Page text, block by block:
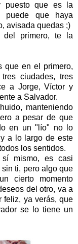
puesto que es la
que haya
avisada quedas ;)
del primero, te la
que en el primero,
ciudades, tres
a Jorge, Víctor y
a Salvador.
manteniendo
a pesar de que
en un "lío" no lo
a lo largo de este
los sentidos.
sí mismo, es casi
ti, pero algo que
cierto momento
del otro, va a
feliz, ya verás, que
se lo tiene un